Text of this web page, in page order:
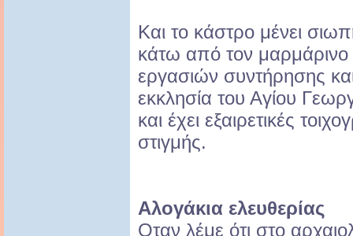
Και το κάστρο μένει
κάτω από τον μαρμάρινο
εργασιών συντήρησης
εκκλησία του Αγίου
και έχει εξαιρετικές
στιγμής.
Αλογάκια ελευθερίας
Οταν λέμε ότι στο